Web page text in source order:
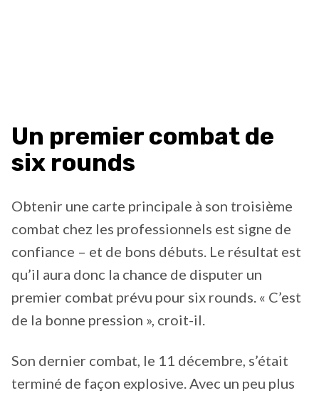
Un premier combat de
six rounds
Obtenir une carte principale à son troisième
combat chez les professionnels est signe de
confiance – et de bons débuts. Le résultat est
qu’il aura donc la chance de disputer un
premier combat prévu pour six rounds. « C’est
de la bonne pression », croit-il.
Son dernier combat, le 11 décembre, s’était
terminé de façon explosive. Avec un peu plus